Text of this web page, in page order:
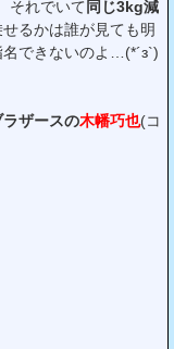
それでいて同じ3kg減
るかは誰が見ても明
できないのよ…(*´з`)
ザースの木幡巧也(コ